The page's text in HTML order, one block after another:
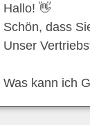
Hallo! 👋
Schön, dass
Unser
Was kann ich